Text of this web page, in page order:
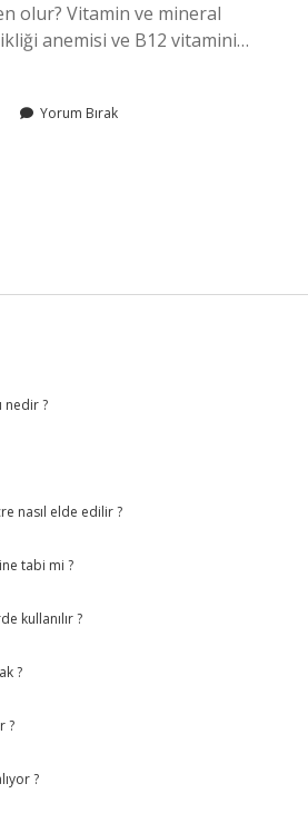
olur? Vitamin ve mineral
anemisi ve B12 vitamini…
Yorum Bırak
nedir ?
nasıl elde edilir ?
tabi mi ?
kullanılır ?
?
?
?